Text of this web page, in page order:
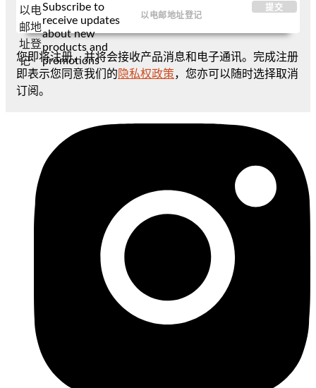
以电
邮地
址登
记
Subscribe to
receive updates
about new
products and
promotions
提交
您即将注册，并将会接收产品消息和电子通讯。完成注册
即表示您同意我们的 隐私权政策，您亦可以随时选择取消
订阅。